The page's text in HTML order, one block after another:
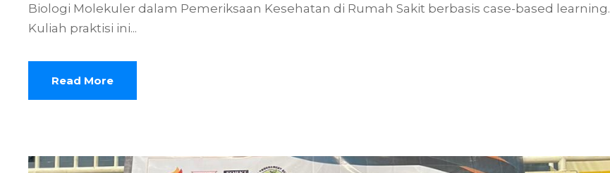
Biologi Molekuler dalam Pemeriksaan Kesehatan di Rumah Sakit berbasis case-based learning.
Kuliah praktisi ini...
Read More